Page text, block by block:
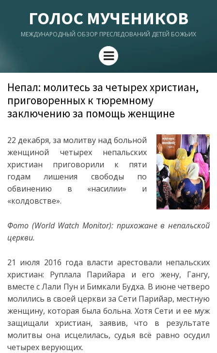
ГОЛОС МУЧЕНИКОВ
МЕЖДУНАРОДНЫЙ ОБЗОР ПРЕСЛЕДОВАНИЙ ДЕТЕЙ БОЖЬИХ
Menu
Непал: молитесь за четырех христиан,
приговоренных к тюремному
заключению за помощь женщине
22 декабря, за молитву над больной
женщиной четырех непальских
христиан приговорили к пяти
годам лишения свободы по
обвинению в «насилии» и
«колдовстве».
Фото (World Watch Monitor): прихожане в непальской
церкви.
21 июля 2016 года власти арестовали непальских
христиан: Руплала Парийара и его жену, Гангу,
вместе с Лали Пун и Бимкали Будха. В июне четверо
молились в своей церкви за Сети Парийар, местную
женщину, которая была больна. Хотя Сети и ее муж
защищали христиан, заявив, что в результате
молитвы она исцелилась, судья всё равно осудил
четырех верующих.